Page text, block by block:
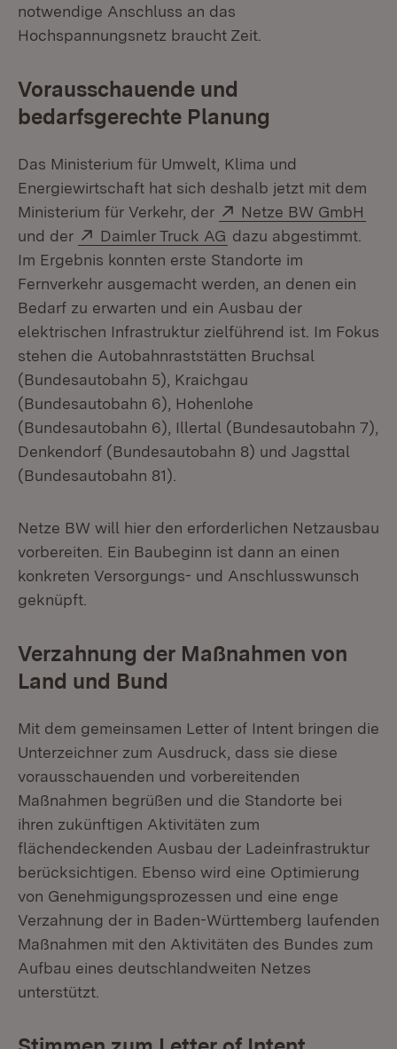
notwendige Anschluss an das
Hochspannungsnetz braucht Zeit.
Vorausschauende und
bedarfsgerechte Planung
Das Ministerium für Umwelt, Klima und
Energiewirtschaft hat sich deshalb jetzt mit dem
Ministerium für Verkehr, der
Extern:
Netze BW GmbH
und der
Extern:
Daimler Truck AG (Öffnet in neuem
dazu abgestimmt.
Im Ergebnis konnten erste Standorte im
Fernverkehr ausgemacht werden, an denen ein
Bedarf zu erwarten und ein Ausbau der
elektrischen Infrastruktur zielführend ist. Im Fokus
stehen die Autobahnraststätten Bruchsal
(Bundesautobahn 5), Kraichgau
(Bundesautobahn 6), Hohenlohe
(Bundesautobahn 6), Illertal (Bundesautobahn 7),
Denkendorf (Bundesautobahn 8) und Jagsttal
(Bundesautobahn 81).
Netze BW will hier den erforderlichen Netzausbau
vorbereiten. Ein Baubeginn ist dann an einen
konkreten Versorgungs- und Anschlusswunsch
geknüpft.
Verzahnung der Maßnahmen von
Land und Bund
Mit dem gemeinsamen Letter of Intent bringen die
Unterzeichner zum Ausdruck, dass sie diese
vorausschauenden und vorbereitenden
Maßnahmen begrüßen und die Standorte bei
ihren zukünftigen Aktivitäten zum
flächendeckenden Ausbau der Ladeinfrastruktur
berücksichtigen. Ebenso wird eine Optimierung
von Genehmigungsprozessen und eine enge
Verzahnung der in Baden-Württemberg laufenden
Maßnahmen mit den Aktivitäten des Bundes zum
Aufbau eines deutschlandweiten Netzes
unterstützt.